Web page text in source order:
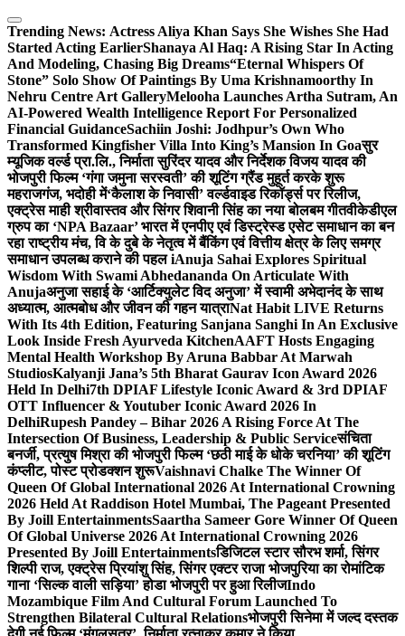
Skip
to
content
Trending News: Actress Aliya Khan Says She Wishes She Had
Started Acting EarlierShanaya Al Haq: A Rising Star In Acting
And Modeling, Chasing Big Dreams“Eternal Whispers Of
Stone” Solo Show Of Paintings By Uma Krishnamoorthy In
Nehru Centre Art GalleryMelooha Launches Artha Sutram, An
AI-Powered Wealth Intelligence Report For Personalized
Financial GuidanceSachiin Joshi: Jodhpur’s Own Who
Transformed Kingfisher Villa Into King’s Mansion In Goaसुर
म्यूजिक वर्ल्ड प्रा.लि., निर्माता सुरिंदर यादव और निर्देशक विजय यादव की
भोजपुरी फिल्म ‘गंगा जमुना सरस्वती’ की शूटिंग ग्रैंड मुहूर्त करके शुरू
महराजगंज, भदोही में‘कैलाश के निवासी’ वर्ल्डवाइड रिकॉर्ड्स पर रिलीज,
एक्ट्रेस माही श्रीवास्तव और सिंगर शिवानी सिंह का नया बोलबम गीतवीकेडीएल
ग्रुप का ‘NPA Bazaar’ भारत में एनपीए एवं डिस्ट्रेस्ड एसेट समाधान का बन
रहा राष्ट्रीय मंच, वि के दुबे के नेतृत्व में बैंकिंग एवं वित्तीय क्षेत्र के लिए समग्र
समाधान उपलब्ध कराने की पहल iAnuja Sahai Explores Spiritual
Wisdom With Swami Abhedananda On Articulate With
Anujaअनुजा सहाई के ‘आर्टिक्युलेट विद अनुजा’ में स्वामी अभेदानंद के साथ
अध्यात्म, आत्मबोध और जीवन की गहन यात्राNat Habit LIVE Returns
With Its 4th Edition, Featuring Sanjana Sanghi In An Exclusive
Look Inside Fresh Ayurveda KitchenAAFT Hosts Engaging
Mental Health Workshop By Aruna Babbar At Marwah
StudiosKalyanji Jana’s 5th Bharat Gaurav Icon Award 2026
Held In Delhi7th DPIAF Lifestyle Iconic Award & 3rd DPIAF
OTT Influencer & Youtuber Iconic Award 2026 In
DelhiRupesh Pandey – Bihar 2026 A Rising Force At The
Intersection Of Business, Leadership & Public Serviceसंचिता
बनर्जी, प्रत्युष मिश्रा की भोजपुरी फिल्म ‘छठी माई के धोके चरनिया’ की शूटिंग
कंप्लीट, पोस्ट प्रोडक्शन शुरूVaishnavi Chalke The Winner Of
Queen Of Global International 2026 At International Crowning
2026 Held At Raddison Hotel Mumbai, The Pageant Presented
By Joill EntertainmentsSaartha Sameer Gore Winner Of Queen
Of Global Universe 2026 At International Crowning 2026
Presented By Joill Entertainmentsडिजिटल स्टार सौरभ शर्मा, सिंगर
शिल्पी राज, एक्ट्रेस प्रियांशु सिंह, सिंगर एक्टर राजा भोजपुरिया का रोमांटिक
गाना ‘सिल्क वाली सड़िया’ होडा भोजपुरी पर हुआ रिलीजIndo
Mozambique Film And Cultural Forum Launched To
Strengthen Bilateral Cultural Relationsभोजपुरी सिनेमा में जल्द दस्तक